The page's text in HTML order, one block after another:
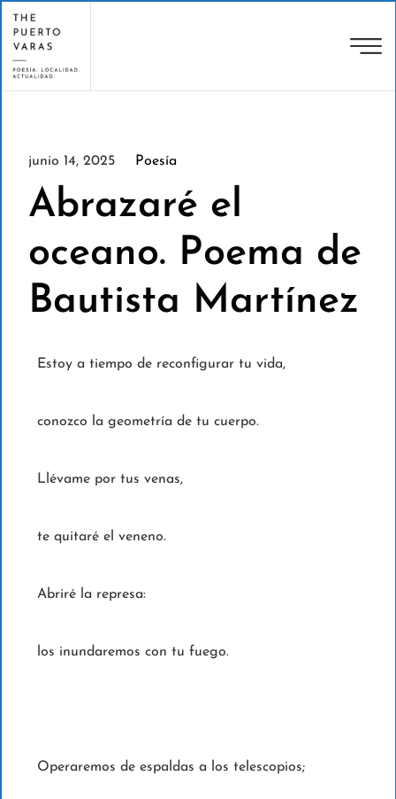
junio 14, 2025 Poesía
Abrazaré el
oceano. Poema de
Bautista Martínez
Estoy a tiempo de reconfigurar tu vida,
conozco la geometría de tu cuerpo.
Llévame por tus venas,
te quitaré el veneno.
Abriré la represa:
los inundaremos con tu fuego.
Operaremos de espaldas a los telescopios;